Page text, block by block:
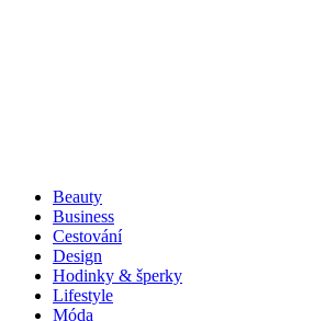
Beauty
Business
Cestování
Design
Hodinky & šperky
Lifestyle
Móda